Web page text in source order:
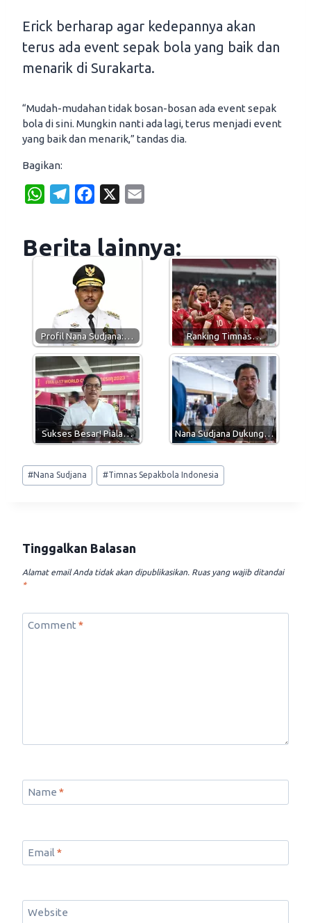
Erick berharap agar kedepannya akan
terus ada event sepak bola yang baik dan
menarik di Surakarta.
“Mudah-mudahan tidak bosan-bosan ada event sepak
bola di sini. Mungkin nanti ada lagi, terus menjadi event
yang baik dan menarik,” tandas dia.
Bagikan:
W
t
p
e
g
a
m
e
b
o
o
k
i
Berita lainnya:
Profil Nana Sudjana:… Ranking Timnas…
Sukses Besar! Piala… Nana Sudjana Dukung…
Post
Tags:
#Nana Sudjana #Timnas Sepakbola Indonesia
Tinggalkan Balasan
Alamat email Anda tidak akan dipublikasikan. Ruas yang wajib ditandai
*
Comment *
Name *
Email *
Website